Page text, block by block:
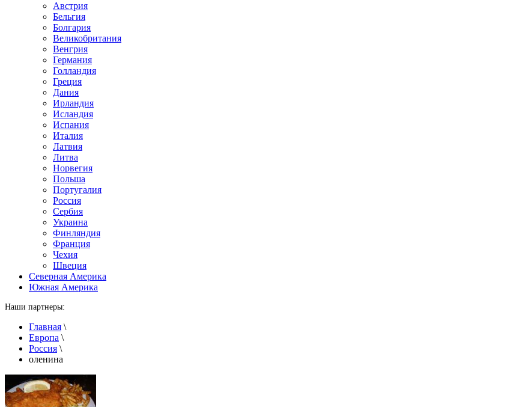
Австрия
Бельгия
Болгария
Великобритания
Венгрия
Германия
Голландия
Греция
Дания
Ирландия
Исландия
Испания
Италия
Латвия
Литва
Норвегия
Польша
Португалия
Россия
Сербия
Украина
Финляндия
Франция
Чехия
Швеция
Северная Америка
Южная Америка
Наши партнеры:
Главная \
Европа \
Россия \
оленина